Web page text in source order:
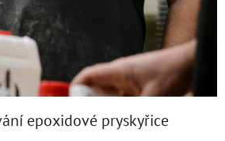
epoxidové pryskyřice